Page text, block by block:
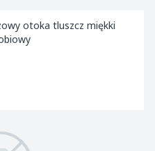
otoka tluszcz miękki